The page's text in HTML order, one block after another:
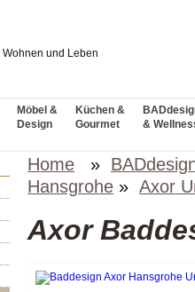
Möbel &
Design
Küchen &
Gourmet
&
Home »
Hansgrohe » Axor
Axor